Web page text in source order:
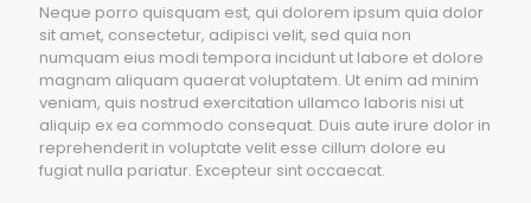
Neque porro quisquam est, qui dolorem ipsum quia dolor
sit amet, consectetur, adipisci velit, sed quia non
numquam eius modi tempora incidunt ut labore et dolore
magnam aliquam quaerat voluptatem. Ut enim ad minim
veniam, quis nostrud exercitation ullamco laboris nisi ut
aliquip ex ea commodo consequat. Duis aute irure dolor in
reprehenderit in voluptate velit esse cillum dolore eu
fugiat nulla pariatur. Excepteur sint occaecat.